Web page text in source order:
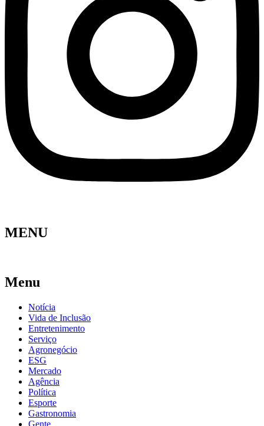
MENU
Menu
Notícia
Vida de Inclusão
Entretenimento
Serviço
Agronegócio
ESG
Mercado
Agência
Política
Esporte
Gastronomia